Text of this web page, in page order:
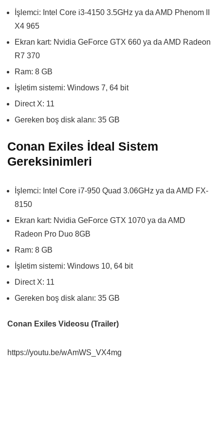
İşlemci: Intel Core i3-4150 3.5GHz ya da AMD Phenom II
X4 965
Ekran kart: Nvidia GeForce GTX 660 ya da AMD Radeon
R7 370
Ram: 8 GB
İşletim sistemi: Windows 7, 64 bit
Direct X: 11
Gereken boş disk alanı: 35 GB
Conan Exiles İdeal Sistem
Gereksinimleri
İşlemci: Intel Core i7-950 Quad 3.06GHz ya da AMD FX-
8150
Ekran kart: Nvidia GeForce GTX 1070 ya da AMD
Radeon Pro Duo 8GB
Ram: 8 GB
İşletim sistemi: Windows 10, 64 bit
Direct X: 11
Gereken boş disk alanı: 35 GB
Conan Exiles Videosu (Trailer)
https://youtu.be/wAmWS_VX4mg